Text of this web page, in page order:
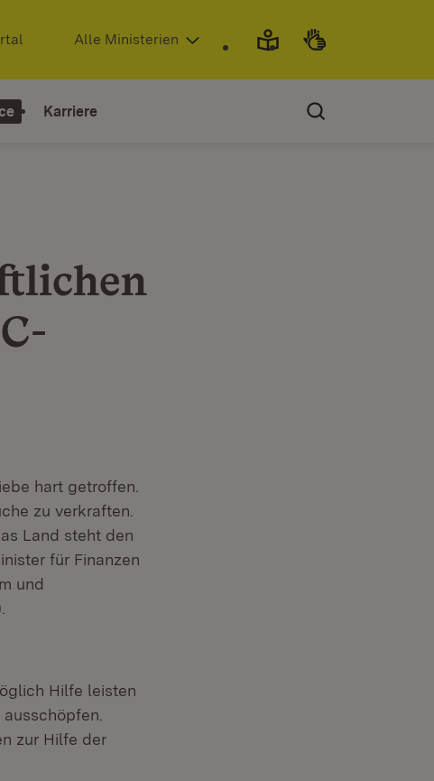
(Öffnet in neuem Fenster)
Alle Ministerien
Karriere
hart getroffen.
zu verkraften.
Land steht den
für Finanzen
und
Hilfe leisten
zur Hilfe der